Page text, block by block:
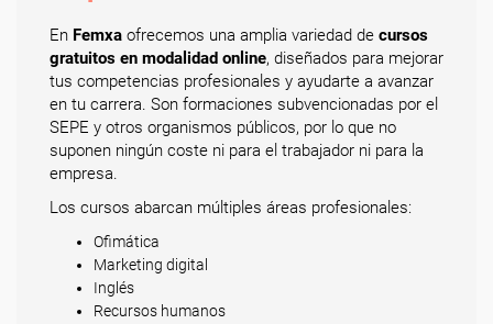
En Femxa ofrecemos una amplia variedad de cursos
gratuitos en modalidad online, diseñados para mejorar
tus competencias profesionales y ayudarte a avanzar
en tu carrera. Son formaciones subvencionadas por el
SEPE y otros organismos públicos, por lo que no
suponen ningún coste ni para el trabajador ni para la
empresa.
Los cursos abarcan múltiples áreas profesionales:
Ofimática
Marketing digital
Inglés
Recursos humanos